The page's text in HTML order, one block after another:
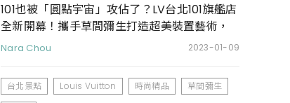
101也被「圓點宇宙」攻佔了？LV台北101旗艦店
全新開幕！攜手草間彌生打造超美裝置藝術，
還能搶先買到聯名包款
Nara Chou 2023-01-09
台北景點 Louis Vuitton 時尚精品
草間彌生